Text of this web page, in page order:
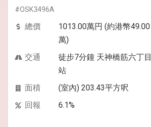
#OSK3496A
總價
1013.00萬円 (約港幣49.00
萬)
交通
徒步7分鐘 天神橋筋六丁目
站
面積
(室內) 203.43平方呎
回報
6.1%